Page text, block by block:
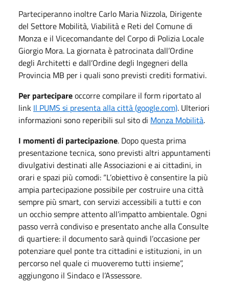
Parteciperanno inoltre Carlo Maria Nizzola, Dirigente
del Settore Mobilità, Viabilità e Reti del Comune di
Monza e il Vicecomandante del Corpo di Polizia Locale
Giorgio Mora. La giornata è patrocinata dall’Ordine
degli Architetti e dall’Ordine degli Ingegneri della
Provincia MB per i quali sono previsti crediti formativi.
Per partecipareoccorre compilare il form riportato al
link Il PUMS si presenta alla città (google.com). Ulteriori
informazioni sono reperibili sul sito di Monza Mobilità.
I momenti di partecipazione. Dopo questa prima
presentazione tecnica, sono previsti altri appuntamenti
divulgativi destinati alle Associazioni e ai cittadini, in
orari e spazi più comodi: “L’obiettivo è consentire la più
ampia partecipazione possibile per costruire una città
sempre più smart, con servizi accessibili a tutti e con
un occhio sempre attento all’impatto ambientale. Ogni
passo verrà condiviso e presentato anche alla Consulte
di quartiere: il documento sarà quindi l’occasione per
potenziare quel ponte tra cittadini e istituzioni, in un
percorso nel quale ci muoveremo tutti insieme”,
aggiungono il Sindaco e l’Assessore.